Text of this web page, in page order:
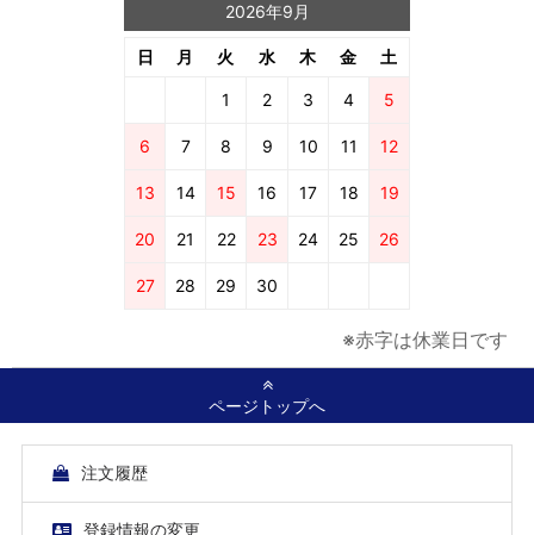
2026年9月
日 月 火 水 木 金 土
1 2 3 4 5
6 7 8 9 10 11 12
13 14 15 16 17 18 19
20 21 22 23 24 25 26
27 28 29 30
※赤字は休業日です
ページトップへ
注文履歴
登録情報の変更